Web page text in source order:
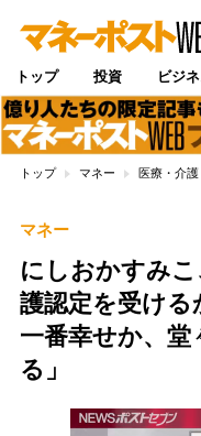
トップ 投資 ビジ
トップ マネー 医療・介護
マネー
にしおかすみ
護認定を受け
一番幸せか、
る」